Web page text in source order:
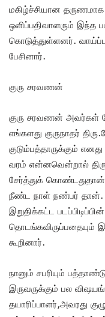
மகிழ்ச்சியான
ஒளிப்பதிவாளரும் இந்த
கொடுத்துள்ளனர்.
பேசினார்.
குரு சரவணன்
குரு சரவணன் அவர்கள்
எங்களது குருநாதர்
குடும்பத்தாருக்கும்
வரம் என்னவென்றால்
சேர்த்துக்
நீண்ட நாள் நண்பர் தான்.
இறுதிக்கட்ட
தொடங்கவிருப்பதையும்
கூறினார்.
நானும் சபரியும்
இருவருக்கும் பல
தயாரிப்பாளர்,அவரது